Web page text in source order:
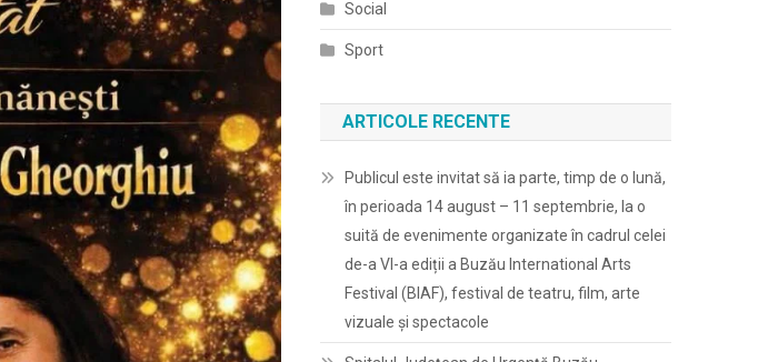
Social
Sport
ARTICOLE RECENTE
Publicul este invitat să ia parte, timp de o lună,
în perioada 14 august – 11 septembrie, la o
suită de evenimente organizate în cadrul celei
de-a VI-a ediții a Buzău International Arts
Festival (BIAF), festival de teatru, film, arte
vizuale și spectacole